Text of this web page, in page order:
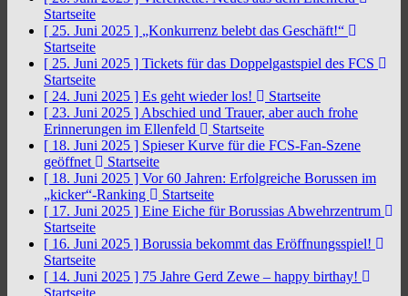
Startseite
[ 25. Juni 2025 ] „Konkurrenz belebt das Geschäft!“
Startseite
[ 25. Juni 2025 ] Tickets für das Doppelgastspiel des FCS
Startseite
[ 24. Juni 2025 ] Es geht wieder los!
Startseite
[ 23. Juni 2025 ] Abschied und Trauer, aber auch frohe
Erinnerungen im Ellenfeld
Startseite
[ 18. Juni 2025 ] Spieser Kurve für die FCS-Fan-Szene
geöffnet
Startseite
[ 18. Juni 2025 ] Vor 60 Jahren: Erfolgreiche Borussen im
„kicker“-Ranking
Startseite
[ 17. Juni 2025 ] Eine Eiche für Borussias Abwehrzentrum
Startseite
[ 16. Juni 2025 ] Borussia bekommt das Eröffnungsspiel!
Startseite
[ 14. Juni 2025 ] 75 Jahre Gerd Zewe – happy birthay!
Startseite